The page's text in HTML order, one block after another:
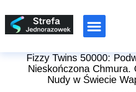
Fizzy Twins 50000:
Nieskończona Chmura.
Nudy w Świecie